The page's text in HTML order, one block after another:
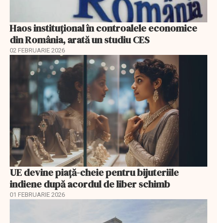
Haos instituțional în controalele economice
din România, arată un studiu CES
02 FEBRUARIE 2026
UE devine piață-cheie pentru bijuteriile
indiene după acordul de liber schimb
01 FEBRUARIE 2026